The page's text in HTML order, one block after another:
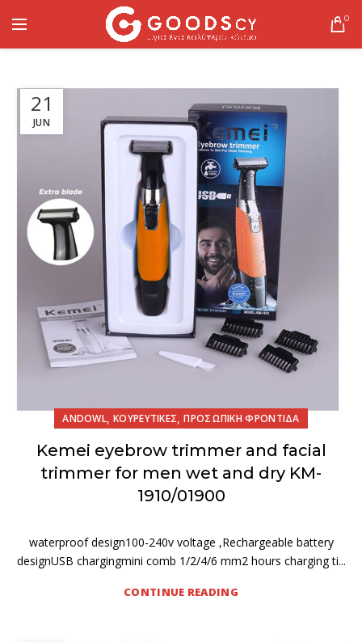
0
21
JUN
ANDOWL,ΚΟΥΡΕΥΤΙΚΕΣ,ΠΡΟΣΩΠΙΚΗ ΦΡΟΝΤΙΔΑ
Kemei eyebrow trimmer and facial
trimmer for men wet and dry KM-
1910/01900
waterproof design100-240v voltage ,Rechargeable battery
designUSB chargingmini comb 1/2/4/6 mm2 hours charging ti...
CONTINUE READING